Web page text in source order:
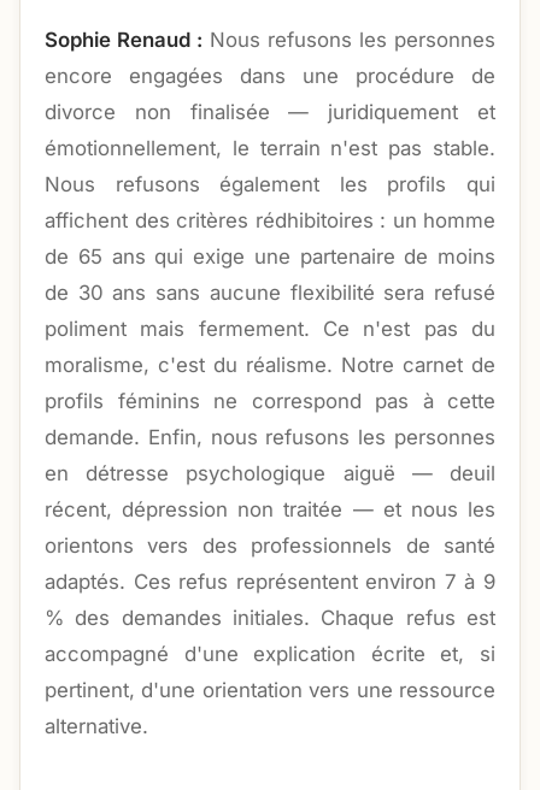
Sophie Renaud : Nous refusons les personnes
encore engagées dans une procédure de
divorce non finalisée — juridiquement et
émotionnellement, le terrain n'est pas stable.
Nous refusons également les profils qui
affichent des critères rédhibitoires : un homme
de 65 ans qui exige une partenaire de moins
de 30 ans sans aucune flexibilité sera refusé
poliment mais fermement. Ce n'est pas du
moralisme, c'est du réalisme. Notre carnet de
profils féminins ne correspond pas à cette
demande. Enfin, nous refusons les personnes
en détresse psychologique aiguë — deuil
récent, dépression non traitée — et nous les
orientons vers des professionnels de santé
adaptés. Ces refus représentent environ 7 à 9
% des demandes initiales. Chaque refus est
accompagné d'une explication écrite et, si
pertinent, d'une orientation vers une ressource
alternative.